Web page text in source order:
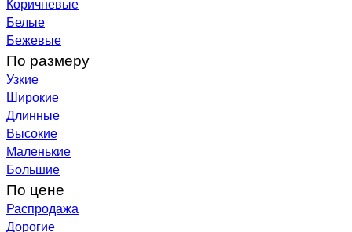
Белые
Бежевые
По размеру
Узкие
Широкие
Длинные
Высокие
Маленькие
Большие
По цене
Распродажа
Дорогие